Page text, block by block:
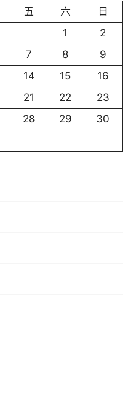
五 六
日
1
2
7 8
9
14 15
16
21 22
23
28 29
30